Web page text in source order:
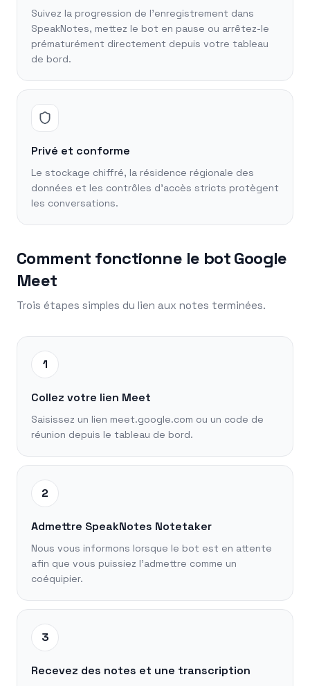
Suivez la progression de l'enregistrement dans
SpeakNotes, mettez le bot en pause ou arrêtez-le
prématurément directement depuis votre tableau
de bord.
Privé et conforme
Le stockage chiffré, la résidence régionale des
données et les contrôles d'accès stricts protègent
les conversations.
Comment fonctionne le bot Google
Meet
Trois étapes simples du lien aux notes terminées.
1
Collez votre lien Meet
Saisissez un lien meet.google.com ou un code de
réunion depuis le tableau de bord.
2
Admettre SpeakNotes Notetaker
Nous vous informons lorsque le bot est en attente
afin que vous puissiez l'admettre comme un
coéquipier.
3
Recevez des notes et une transcription